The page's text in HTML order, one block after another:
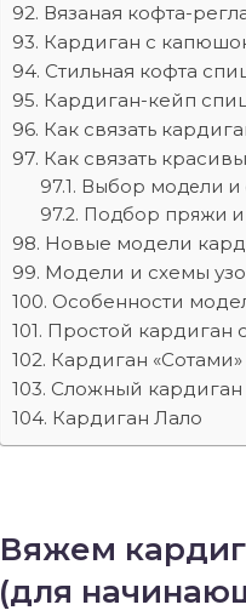
Вязаная кофта-
Кардиган с
Стильная кофта
Кардиган-кейп
Как связать
Как связать
Выбор модели и
Подбор пряжи и
Новые модели
Модели и схемы
Особенности
Простой кардиган
Кардиган «Сотами»
Сложный
Кардиган Лало
Вяжем
(для